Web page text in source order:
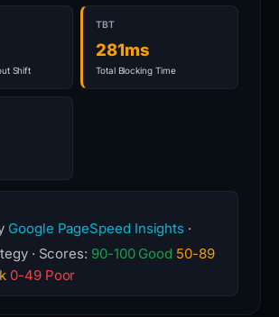
Shift
TBT
281ms
Total Blocking Time
Google PageSpeed Insights ·
· Scores: 90-100 Good 50-89
0-49 Poor